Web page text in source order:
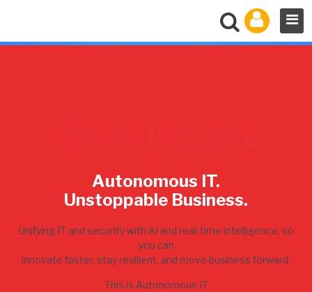
Autonomous IT.
Unstoppable Business.
Unifying IT and security with AI and real-time intelligence, so
you can
innovate faster, stay resilient, and move business forward.
This is Autonomous IT